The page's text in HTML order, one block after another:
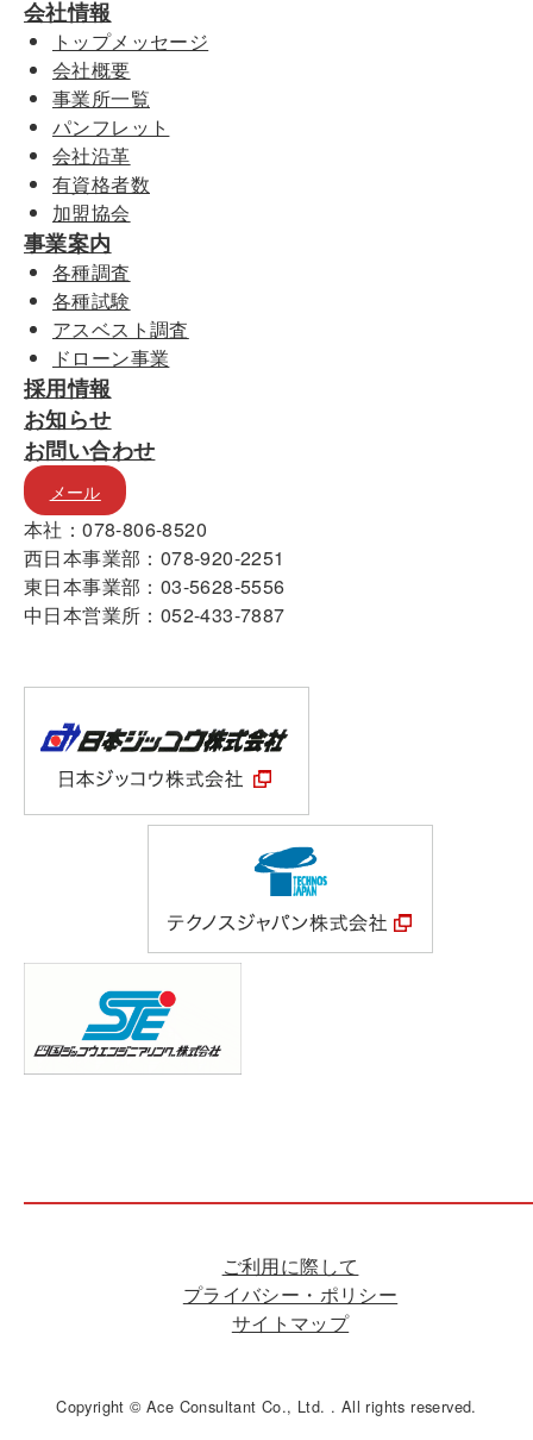
会社情報
トップメッセージ
会社概要
事業所一覧
パンフレット
会社沿革
有資格者数
加盟協会
事業案内
各種調査
各種試験
アスベスト調査
ドローン事業
採用情報
お知らせ
お問い合わせ
メール
本社：078-806-8520
西日本事業部：078-920-2251
東日本事業部：03-5628-5556
中日本営業所：052-433-7887
ご利用に際して
プライバシー・ポリシー
サイトマップ
Copyright © Ace Consultant Co., Ltd. . All rights reserved.